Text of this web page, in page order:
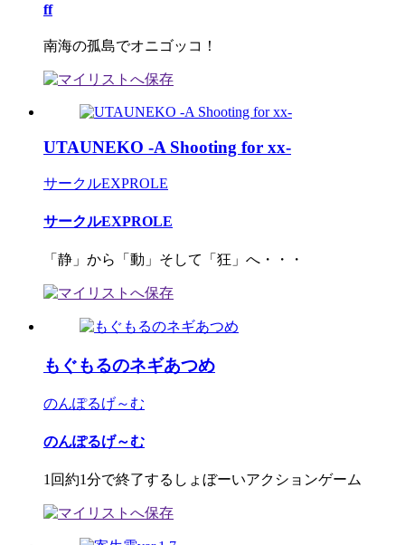
ff
南海の孤島でオニゴッコ！
UTAUNEKO -A Shooting for xx-
サークルEXPROLE
サークルEXPROLE
「静」から「動」そして「狂」へ・・・
もぐもるのネギあつめ
のんぽるげ～む
のんぽるげ～む
1回約1分で終了するしょぼーいアクションゲーム